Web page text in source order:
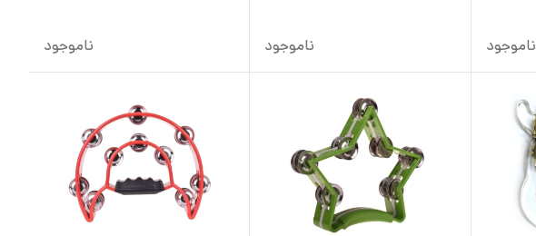
ناموجود ناموجود ناموجود